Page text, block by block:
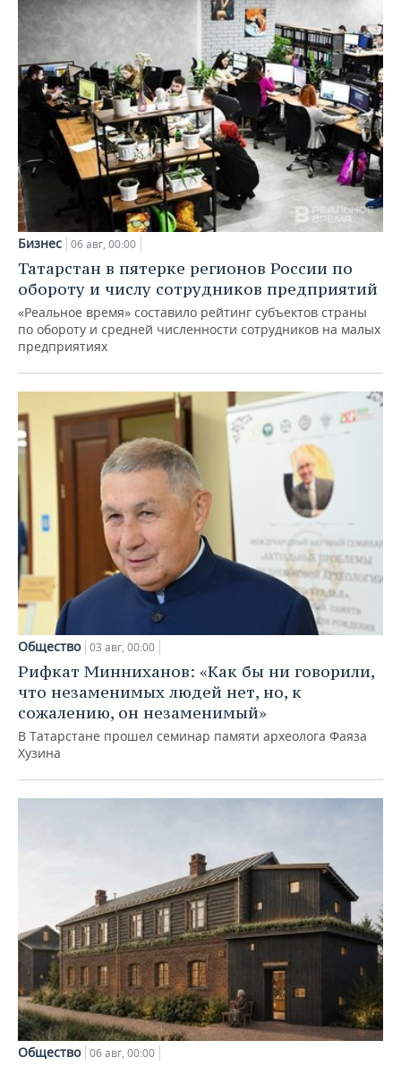
Бизнес 06 авг, 00:00
Татарстан в пятерке регионов России по
обороту и числу сотрудников предприятий
«Реальное время» составило рейтинг субъектов страны
по обороту и средней численности сотрудников на малых
предприятиях
Общество 03 авг, 00:00
Рифкат Минниханов: «Как бы ни говорили,
что незаменимых людей нет, но, к
сожалению, он незаменимый»
В Татарстане прошел семинар памяти археолога Фаяза
Хузина
Общество 06 авг, 00:00